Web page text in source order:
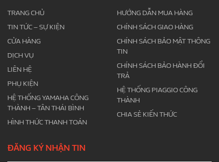
TRANG CHỦ
TIN TỨC – SỰ KIỆN
CỬA HÀNG
DỊCH VỤ
LIÊN HỆ
PHỤ KIỆN
HỆ THỐNG YAMAHA CÔNG
THÀNH – TÂN THÁI BÌNH
HÌNH THỨC THANH TOÁN
HƯỚNG DẪN MUA HÀNG
CHÍNH SÁCH GIAO HÀNG
CHÍNH SÁCH BẢO MẬT THÔNG
TIN
CHÍNH SÁCH BẢO HÀNH ĐỔI
TRẢ
HỆ THỐNG PIAGGIO CÔNG
THÀNH
CHIA SẺ KIẾN THỨC
ĐĂNG KÝ NHẬN TIN